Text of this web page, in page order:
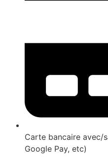
Carte bancaire avec/
Google Pay, etc)